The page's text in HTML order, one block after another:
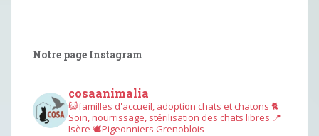
Notre page Instagram
cosaanimalia
😺familles d'accueil, adoption chats et chatons 🐈
Soin, nourrissage, stérilisation des chats libres 📍
Isère 🕊︎Pigeonniers Grenoblois